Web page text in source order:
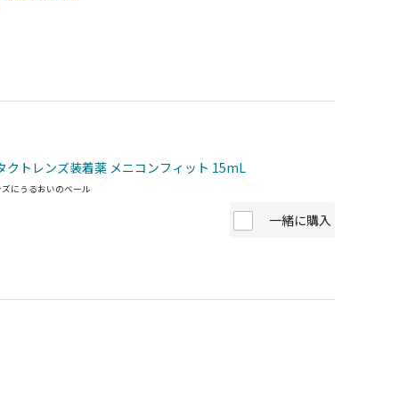
クトレンズ装着薬 メニコンフィット 15mL
にうるおいのベール
一緒に購入